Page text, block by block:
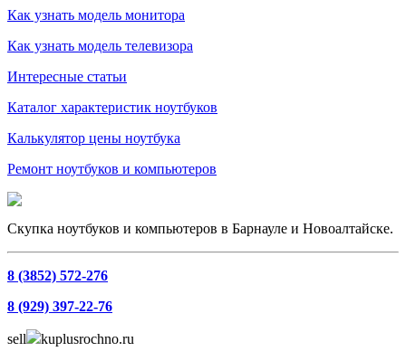
Как узнать модель монитора
Как узнать модель телевизора
Интересные статьи
Каталог характеристик ноутбуков
Калькулятор цены ноутбука
Ремонт ноутбуков и компьютеров
Скупка ноутбуков и компьютеров в Барнауле и Новоалтайске.
8 (3852) 572-276
8 (929) 397-22-76
sell kuplusrochno.ru